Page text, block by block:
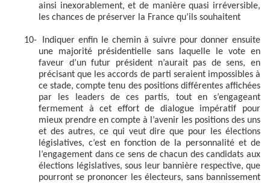
ainsi inexorablement, et de manière quasi irréversible,
les chances de préserver la France qu’ils souhaitent
10-
Indiquer enfin le chemin à suivre pour donner ensuite
une majorité présidentielle sans laquelle le vote en
faveur d’un futur président n’aurait pas de sens, en
précisant que les accords de parti seraient impossibles à
ce stade, compte tenu des positions différentes affichées
par les leaders de ces partis, tout en s’engageant
fermement à cet effort de dialogue impératif pour
mieux prendre en compte à l’avenir les positions des uns
et des autres, ce qui veut dire que pour les élections
législatives, c’est en fonction de la personnalité et de
l’engagement dans ce sens de chacun des candidats aux
élections législatives, sous leur bannière respective, que
pourront se prononcer les électeurs, sans bannissement